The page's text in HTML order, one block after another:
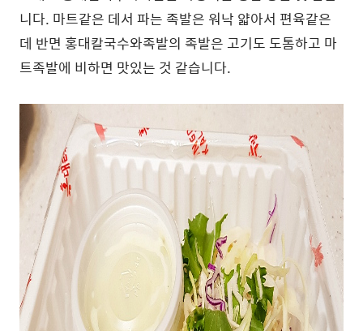
니다. 마트같은 데서 파는 족발은 워낙 얇아서 편육같은
데 반면 홍대칼국수와족발의 족발은 고기도 도톰하고 마
트족발에 비하면 맛있는 것 같습니다.